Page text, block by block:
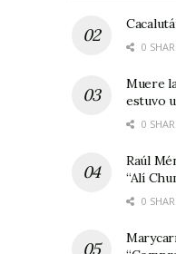
0
Muere
estuvo
0
Raúl
“Alí
0